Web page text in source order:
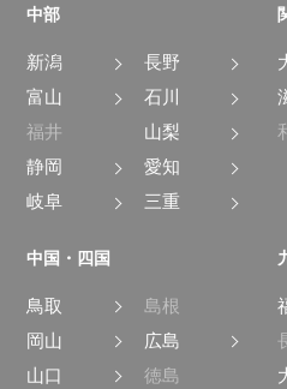
中部
新潟
長野
富山
石川
福井
山梨
静岡
愛知
岐阜
三重
中国・四国
鳥取
島根
岡山
広島
山口
徳島